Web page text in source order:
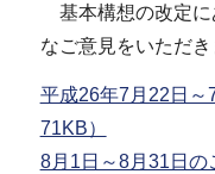
基本構想の改定に
なご意見をいただき
平成26年7月22日～
71KB）
8月1日～8月31日の